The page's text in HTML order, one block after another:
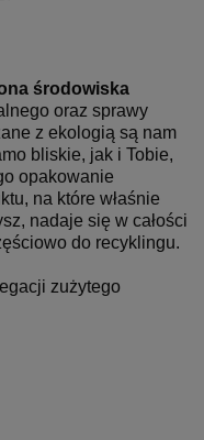
środowiska
oraz sprawy
z ekologią są nam
bliskie, jak i Tobie,
opakowanie
na które właśnie
nadaje się w całości
do recyklingu.
zużytego